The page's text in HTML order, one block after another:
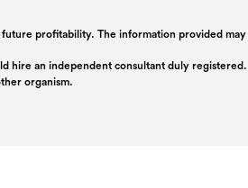
profitability. The information provided
hire an independent consultant duly registered.
organism.